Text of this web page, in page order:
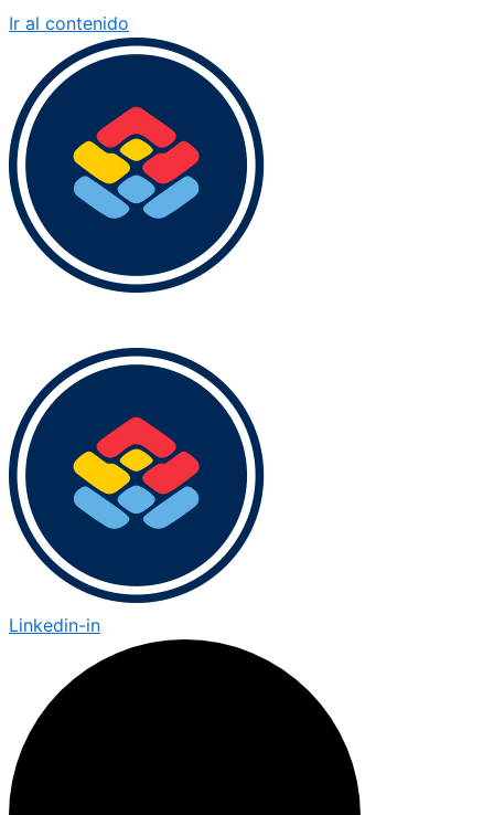
Ir al contenido
Linkedin-in